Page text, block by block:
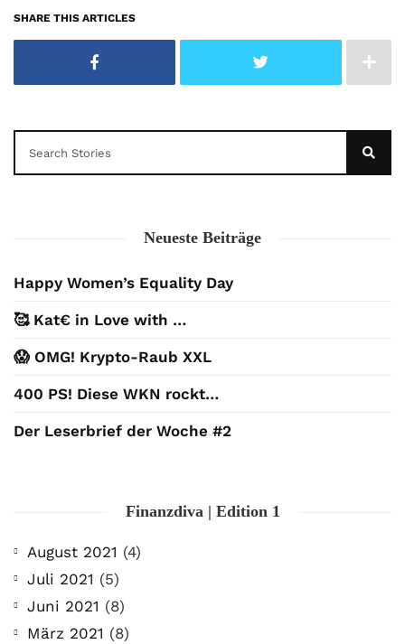
SHARE THIS ARTICLES
Neueste Beiträge
Happy Women’s Equality Day
🥰 Kat€ in Love with …
😱 OMG! Krypto-Raub XXL
400 PS! Diese WKN rockt…
Der Leserbrief der Woche #2
Finanzdiva | Edition 1
August 2021 (4)
Juli 2021 (5)
Juni 2021 (8)
März 2021 (8)